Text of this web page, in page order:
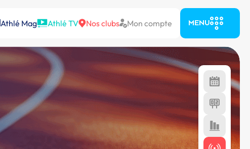
Athlé Mag Athlé TV Nos clubs Mon compte MENU